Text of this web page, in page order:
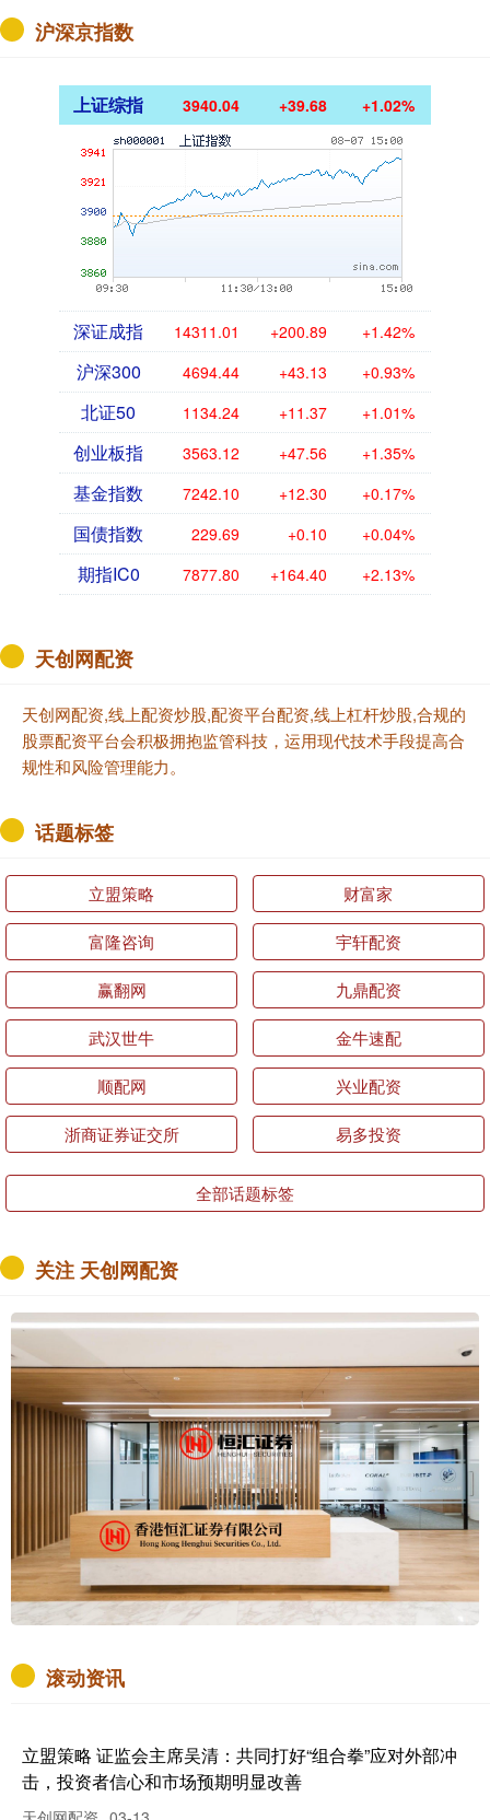
沪深京指数
上证综指 3940.04 +39.68 +1.02%
深证成指 14311.01 +200.89 +1.42%
沪深300 4694.44 +43.13 +0.93%
北证50 1134.24 +11.37 +1.01%
创业板指 3563.12 +47.56 +1.35%
基金指数 7242.10 +12.30 +0.17%
国债指数 229.69 +0.10 +0.04%
期指IC0 7877.80 +164.40 +2.13%
天创网配资
天创网配资,线上配资炒股,配资平台配资,线上杠杆炒股,合规的
股票配资平台会积极拥抱监管科技，运用现代技术手段提高合
规性和风险管理能力。
话题标签
立盟策略 财富家
富隆咨询 宇轩配资
赢翻网 九鼎配资
武汉世牛 金牛速配
顺配网 兴业配资
浙商证券证交所 易多投资
全部话题标签
关注 天创网配资
滚动资讯
立盟策略 证监会主席吴清：共同打好“组合拳”应对外部冲
击，投资者信心和市场预期明显改善